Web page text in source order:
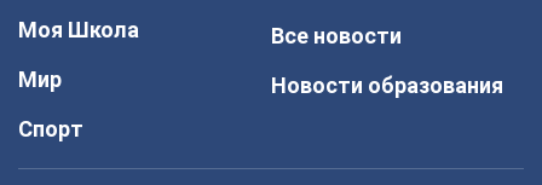
Моя Школа
Мир
Спорт
Все новости
Новости образования